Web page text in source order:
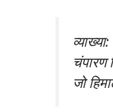
चंपारण
जो